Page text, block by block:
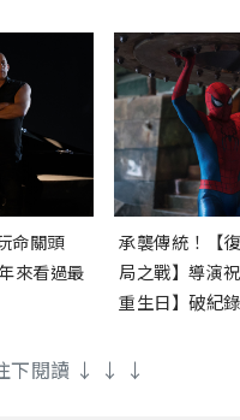
命關頭
來看過最
承襲傳統！【
局之戰】導演
重生日】破紀
下閱讀 ↓ ↓ ↓